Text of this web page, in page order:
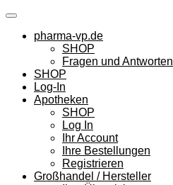
Skip
contentpharma-vp.de
SHOP
Fragen und Antworten
SHOP
Log-In
Apotheken
SHOP
Log In
Ihr Account
Ihre Bestellungen
Registrieren
Großhandel / Hersteller